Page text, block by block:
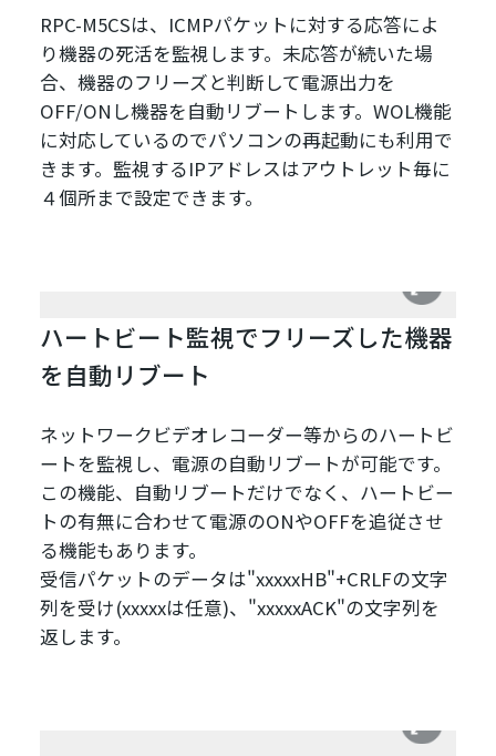
RPC-M5CSは、ICMPパケットに対する応答によ
り機器の死活を監視します。未応答が続いた場
合、機器のフリーズと判断して電源出力を
OFF/ONし機器を自動リブートします。WOL機能
に対応しているのでパソコンの再起動にも利用で
きます。監視するIPアドレスはアウトレット毎に
４個所まで設定できます。
ハートビート監視でフリーズした機器
を自動リブート
ネットワークビデオレコーダー等からのハートビ
ートを監視し、電源の自動リブートが可能です。
この機能、自動リブートだけでなく、ハートビー
トの有無に合わせて電源のONやOFFを追従させ
る機能もあります。
受信パケットのデータは"xxxxxHB"+CRLFの文字
列を受け(xxxxxは任意)、"xxxxxACK"の文字列を
返します。